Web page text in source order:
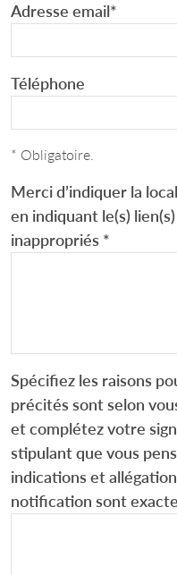
Adresse email*
Téléphone
* Obligatoire.
Merci d’indiquer la
en indiquant le(s)
inappropriés *
Spécifiez les raisons
précités sont selon
et complétez votre
stipulant que vous
indications et
notification sont